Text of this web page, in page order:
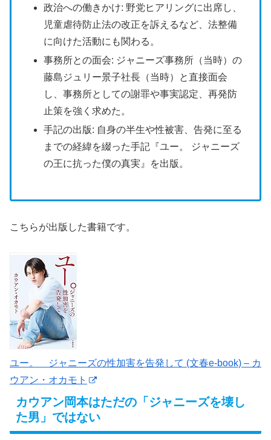
政治への働きかけ: 野党ヒアリングに出席し、
児童虐待防止法の改正を訴えるなど、法整備
に向けた活動にも関わる。
事務所との面会: ジャニーズ事務所（当時）の
藤島ジュリー景子社長（当時）と直接面会
し、事務所としての謝罪や事実認定、再発防
止策を強く求めた。
手記の出版: 自身の半生や性被害、告発に至る
までの経緯を綴った手記『ユー。 ジャニーズ
の王に抗った僕の真実』を出版。
こちらが出版した書籍です。
ユー。 ジャニーズの性加害を告発して (文春e-book) – カ
ウアン・オカモト
カウアン岡本はただの「ジャニーズを壊し
た男」ではない